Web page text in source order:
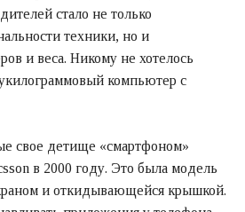
стало не только
техники, но и
и веса. Никому не хотелось
компьютер с
свое детище «смартфоном»
в 2000 году. Это была модель
и откидывающейся крышкой.